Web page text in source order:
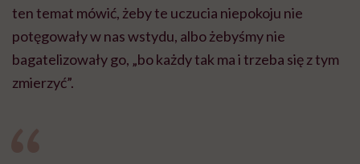
ten temat mówić, żeby te uczucia niepokoju nie
potęgowały w nas wstydu, albo żebyśmy nie
bagatelizowały go, „bo każdy tak ma i trzeba się z tym
zmierzyć”.